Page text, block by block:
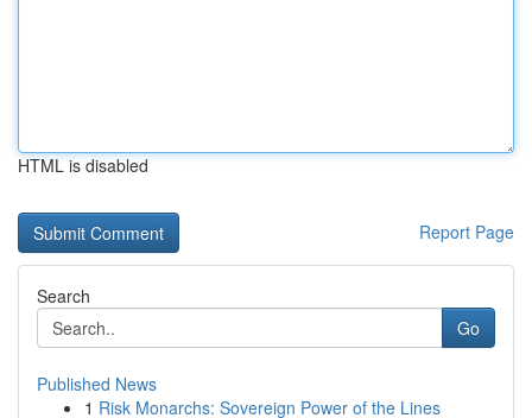
HTML is disabled
Report Page
Search
Go
Published News
1 Risk Monarchs: Sovereign Power of the Lines